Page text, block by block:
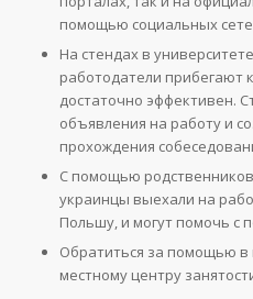
помощью социальных
На стендах в
работодатели прибегают
достаточно эффективен.
объявления на работу и
прохождения
С помощью
украинцы выехали на
Польшу, и могут помочь с
Обратиться за помощью в
местному центру